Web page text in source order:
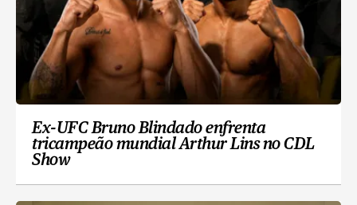
Ex-UFC Bruno Blindado enfrenta
tricampeão mundial Arthur Lins no CDL
Show